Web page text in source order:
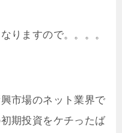
りますので。。。。
市場のネット業界で
期投資をケチったば